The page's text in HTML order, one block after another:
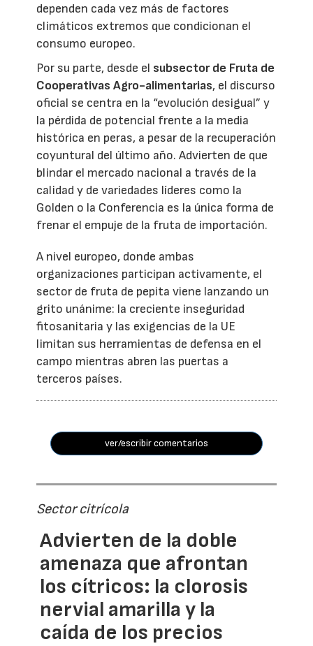
dependen cada vez más de factores
climáticos extremos que condicionan el
consumo europeo.
Por su parte, desde el subsector de Fruta de
Cooperativas Agro-alimentarias, el discurso
oficial se centra en la “evolución desigual” y
la pérdida de potencial frente a la media
histórica en peras, a pesar de la recuperación
coyuntural del último año. Advierten de que
blindar el mercado nacional a través de la
calidad y de variedades líderes como la
Golden o la Conferencia es la única forma de
frenar el empuje de la fruta de importación.
A nivel europeo, donde ambas
organizaciones participan activamente, el
sector de fruta de pepita viene lanzando un
grito unánime: la creciente inseguridad
fitosanitaria y las exigencias de la UE
limitan sus herramientas de defensa en el
campo mientras abren las puertas a
terceros países.
ver/escribir comentarios
Sector citrícola
Advierten de la doble
amenaza que afrontan
los cítricos: la clorosis
nervial amarilla y la
caída de los precios